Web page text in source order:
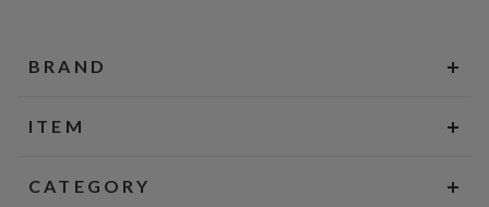
BRAND
ITEM
CATEGORY